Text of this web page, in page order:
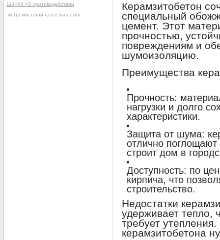
Керамзитобетон
специальный
цемент. Этот
прочностью,
повреждениям и
шумоизоляцию.
Преимущества
Прочность:
нагрузки и долго
характеристики.
Защита от шума:
отлично
строит дом в
Доступность: по
кирпича, что
строительство.
Недостатки
удерживает тепло,
требует
керамзитобетона
114-ФЗ «О противодействии
экстремистской деятельности»